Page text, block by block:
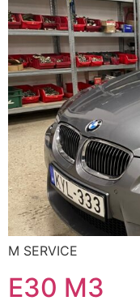
M SERVICE
E30 M3